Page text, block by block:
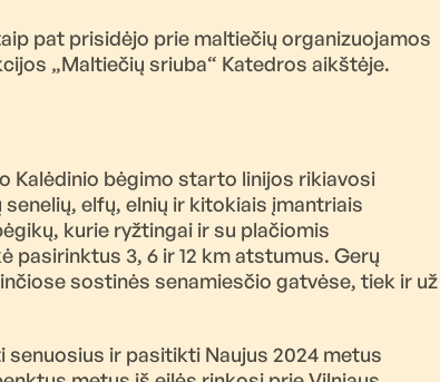
pat prisidėjo prie maltiečių organizuojamos
„Maltiečių sriuba“ Katedros aikštėje.
Kalėdinio bėgimo starto linijos rikiavosi
elfų, elnių ir kitokiais įmantriais
kurie ryžtingai ir su plačiomis
pasirinktus 3, 6 ir 12 km atstumus. Gerų
sostinės senamiesčio gatvėse, tiek ir už
senuosius ir pasitikti Naujus 2024 metus